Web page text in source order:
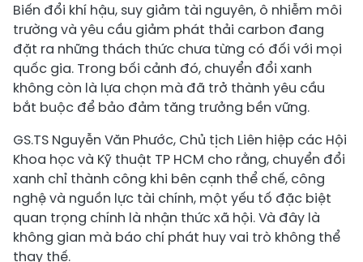
Biến đổi khí hậu, suy giảm tài nguyên, ô nhiễm môi
trường và yêu cầu giảm phát thải carbon đang
đặt ra những thách thức chưa từng có đối với mọi
quốc gia. Trong bối cảnh đó, chuyển đổi xanh
không còn là lựa chọn mà đã trở thành yêu cầu
bắt buộc để bảo đảm tăng trưởng bền vững.
GS.TS Nguyễn Văn Phước, Chủ tịch Liên hiệp các Hội
Khoa học và Kỹ thuật TP HCM cho rằng, chuyển đổi
xanh chỉ thành công khi bên cạnh thể chế, công
nghệ và nguồn lực tài chính, một yếu tố đặc biệt
quan trọng chính là nhận thức xã hội. Và đây là
không gian mà báo chí phát huy vai trò không thể
thay thế.